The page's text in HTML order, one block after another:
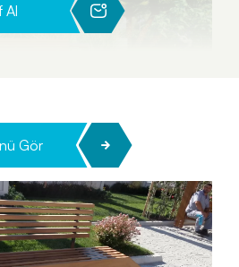
Al
Gör